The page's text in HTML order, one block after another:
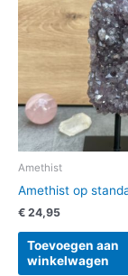
Amethist
Amethist op
€ 24,95
Toevoegen aan
winkelwagen